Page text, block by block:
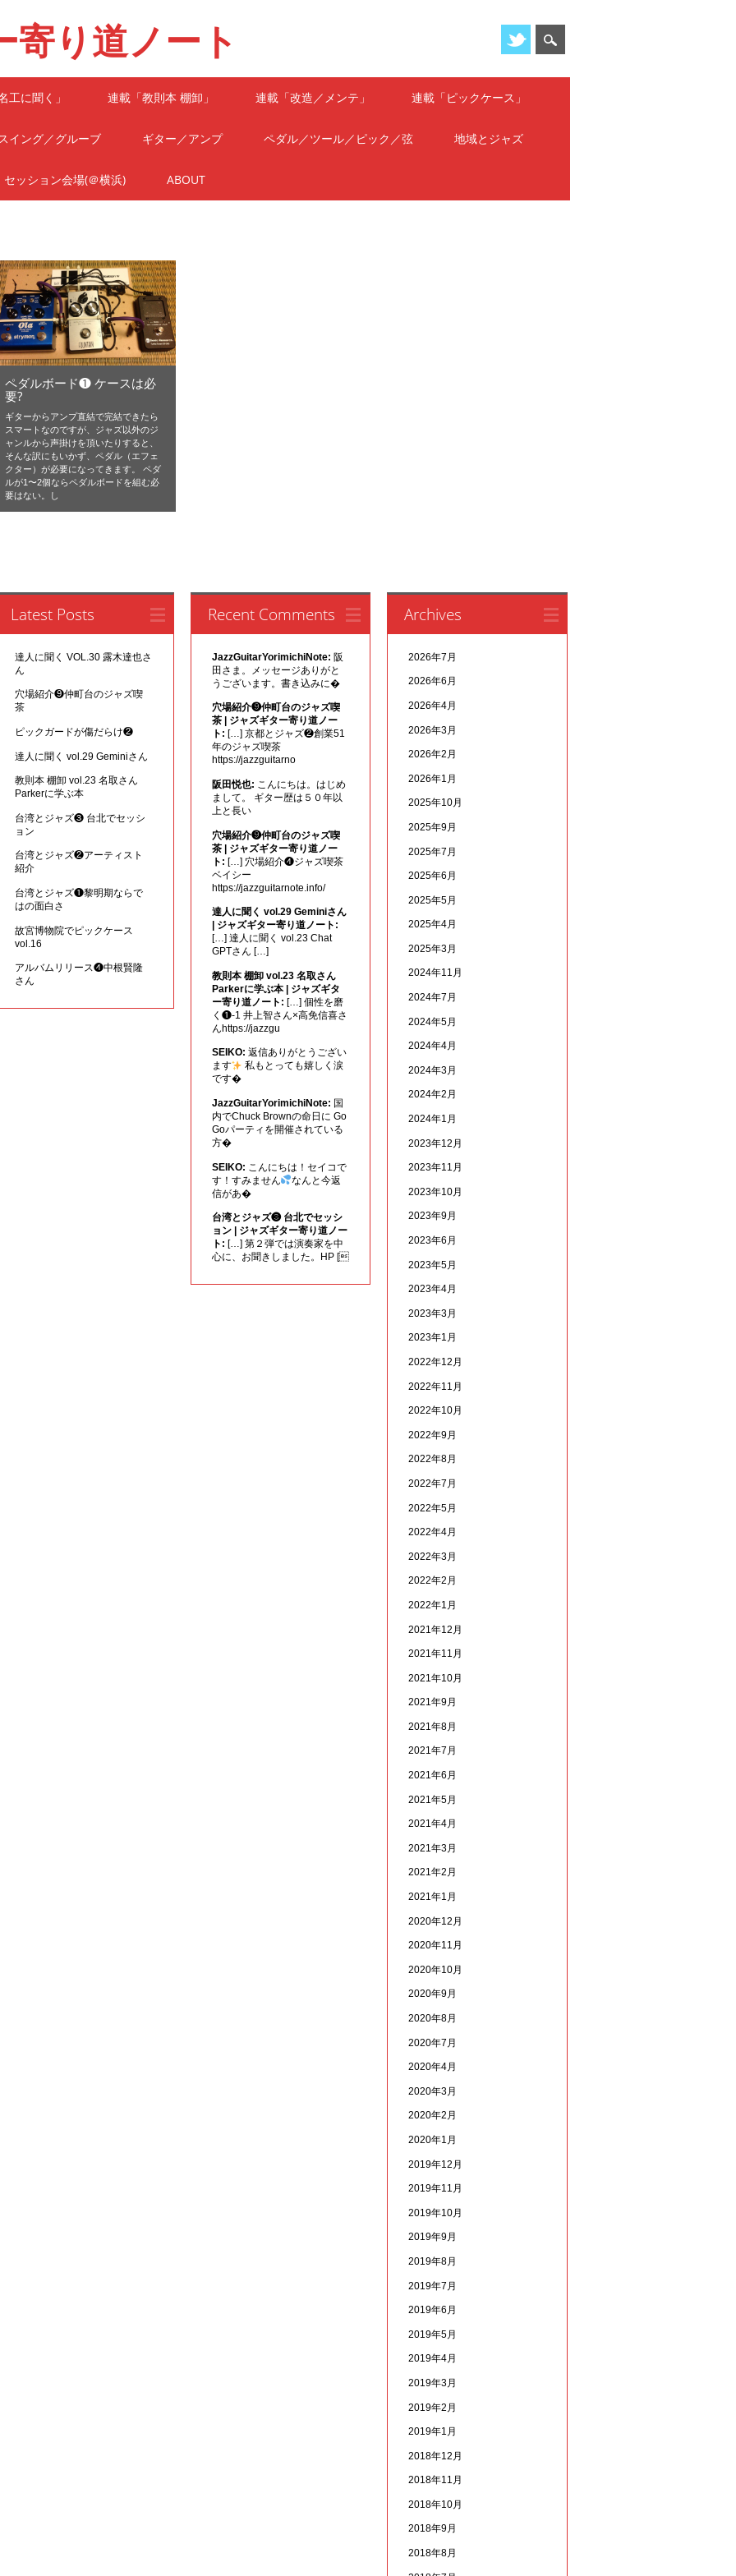
寄り道ノート
工に聞く」 連載「教則本 棚卸」 連載「改造／メンテ」 連載「ピックケース」
イング／グルーブ ギター／アンプ ペダル／ツール／ピック／弦 地域とジャズ
セッション会場(＠横浜) ABOUT
ペダルボード❶ ケースは必
要?
ギターからアンプ直結で完結できたら
スマートなのですが、ジャズ以外のジ
ャンルから声掛けを頂いたりすると、
そんな訳にもいかず、ペダル（エフェ
クター）が必要になってきます。 ペダ
ルが1〜2個ならペダルボードを組む必
要はない。し
Latest Posts
達人に聞く VOL.30 露木達也さ
ん
穴場紹介❾仲町台のジャズ喫
茶
ピックガードが傷だらけ❷
達人に聞く vol.29 Geminiさん
教則本 棚卸 vol.23 名取さん
Parkerに学ぶ本
台湾とジャズ❸ 台北でセッシ
ョン
台湾とジャズ❷アーティスト
紹介
台湾とジャズ❶黎明期ならで
はの面白さ
故宮博物院でピックケース
vol.16
アルバムリリース❹中根賢隆
さん
Recent Comments
JazzGuitarYorimichiNote: 阪
田さま。メッセージありがと
うございます。書き込みに�
穴場紹介❾仲町台のジャズ喫
茶 | ジャズギター寄り道ノー
ト: […] 京都とジャズ❷創業51
年のジャズ喫茶
https://jazzguitarno
阪田悦也: こんにちは。はじめ
まして。 ギター歴は５０年以
上と長い
穴場紹介❾仲町台のジャズ喫
茶 | ジャズギター寄り道ノー
ト: […] 穴場紹介❹ジャズ喫茶
ベイシー
https://jazzguitarnote.info/
達人に聞く vol.29 Geminiさん
| ジャズギター寄り道ノート:
[…] 達人に聞く vol.23 Chat
GPTさん […]
教則本 棚卸 vol.23 名取さん
Parkerに学ぶ本 | ジャズギタ
ー寄り道ノート: […] 個性を磨
く❶-1 井上智さん×高免信喜さ
んhttps://jazzgu
SEIKO: 返信ありがとうござい
ます
私もとっても嬉しく涙
です�
JazzGuitarYorimichiNote: 国
内でChuck Brownの命日に Go
Goパーティを開催されている
方�
SEIKO: こんにちは！セイコで
す！すみません
なんと今返
信があ�
台湾とジャズ❸ 台北でセッシ
ョン | ジャズギター寄り道ノー
ト: […] 第２弾では演奏家を中
心に、お聞きしました。HP [
Archives
2026年7月
2026年6月
2026年4月
2026年3月
2026年2月
2026年1月
2025年10月
2025年9月
2025年7月
2025年6月
2025年5月
2025年4月
2025年3月
2024年11月
2024年7月
2024年5月
2024年4月
2024年3月
2024年2月
2024年1月
2023年12月
2023年11月
2023年10月
2023年9月
2023年6月
2023年5月
2023年4月
2023年3月
2023年1月
2022年12月
2022年11月
2022年10月
2022年9月
2022年8月
2022年7月
2022年5月
2022年4月
2022年3月
2022年2月
2022年1月
2021年12月
2021年11月
2021年10月
2021年9月
2021年8月
2021年7月
2021年6月
2021年5月
2021年4月
2021年3月
2021年2月
2021年1月
2020年12月
2020年11月
2020年10月
2020年9月
2020年8月
2020年7月
2020年4月
2020年3月
2020年2月
2020年1月
2019年12月
2019年11月
2019年10月
2019年9月
2019年8月
2019年7月
2019年6月
2019年5月
2019年4月
2019年3月
2019年2月
2019年1月
2018年12月
2018年11月
2018年10月
2018年9月
2018年8月